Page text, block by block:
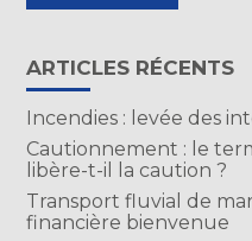
ARTICLES RÉCENTS
Incendies : levée des
Cautionnement : le
libère-t-il la caution ?
Transport fluvial de
financière bienvenue